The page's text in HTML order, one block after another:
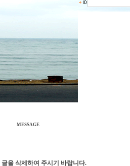
MESSAGE
글을 삭제하여 주시기 바랍니다.